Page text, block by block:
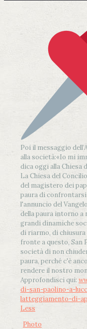
Poi il messaggio
alla società:«Io mi
dica oggi alla Chiesa
La Chiesa del
del magistero dei
paura di
l'annuncio del
della paura intorno a
grandi dinamiche
di riarmo, di
fronte a questo, San
società di non
paura, perché c'è
rendere il nostro
Approfondisci qui:
di-san-paolino-a-
latteggiamento-di-
Less
Photo